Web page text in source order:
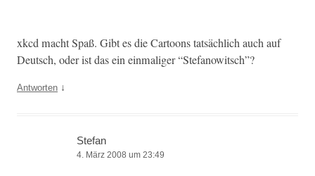
xkcd macht Spaß. Gibt es die Car­toons tat­säch­lich auch auf
Deutsch, oder ist das ein ein­ma­liger “Ste­fanow­itsch”?
Antworten ↓
Stefan
4. März 2008 um 23:49